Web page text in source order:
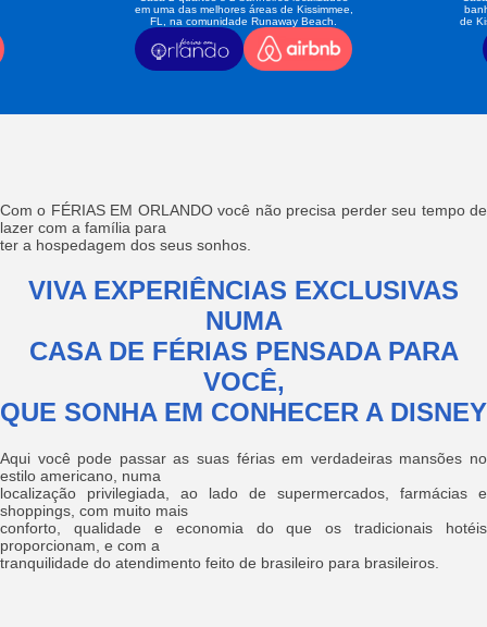
em uma das melhores áreas de Kissimmee,
FL, na comunidade Runaway Beach.
de
Com o FÉRIAS EM ORLANDO você não precisa perder seu tempo de
lazer com a família para
ter a hospedagem dos seus sonhos.
VIVA EXPERIÊNCIAS EXCLUSIVAS
NUMA
CASA DE FÉRIAS PENSADA PARA
VOCÊ,
QUE SONHA EM CONHECER A DISNEY
Aqui você pode passar as suas férias em verdadeiras mansões no
estilo americano, numa
localização privilegiada, ao lado de supermercados, farmácias e
shoppings, com muito mais
conforto, qualidade e economia do que os tradicionais hotéis
proporcionam, e com a
tranquilidade do atendimento feito de brasileiro para brasileiros.